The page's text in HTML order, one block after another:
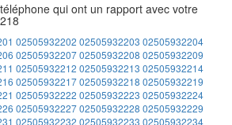
qui ont un rapport avec votre
02505932202 02505932203 02505932204
0250593220702505932208 02505932209
02505932212 02505932213 02505932214
0250593221702505932218 02505932219
02505932222 02505932223 02505932224
0250593222702505932228 02505932229
02505932232 02505932233 02505932234